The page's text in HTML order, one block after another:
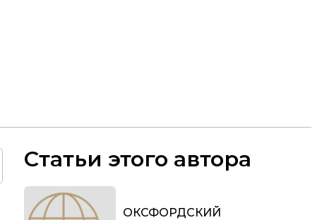
Статьи этого автора
ОКСФОРДСКИЙ